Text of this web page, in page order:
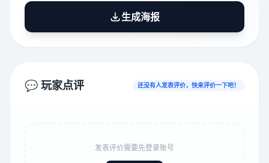
生成海报
💬 玩家点评 还没有人发表评价，快来评价一下吧！
发表评价需要先登录账号